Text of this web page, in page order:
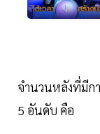
จำนวนหลังที่มีก
5 อันดับ คือ